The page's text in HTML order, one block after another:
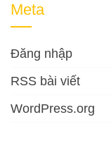
Meta
Đăng nhập
RSS bài viết
WordPress.org